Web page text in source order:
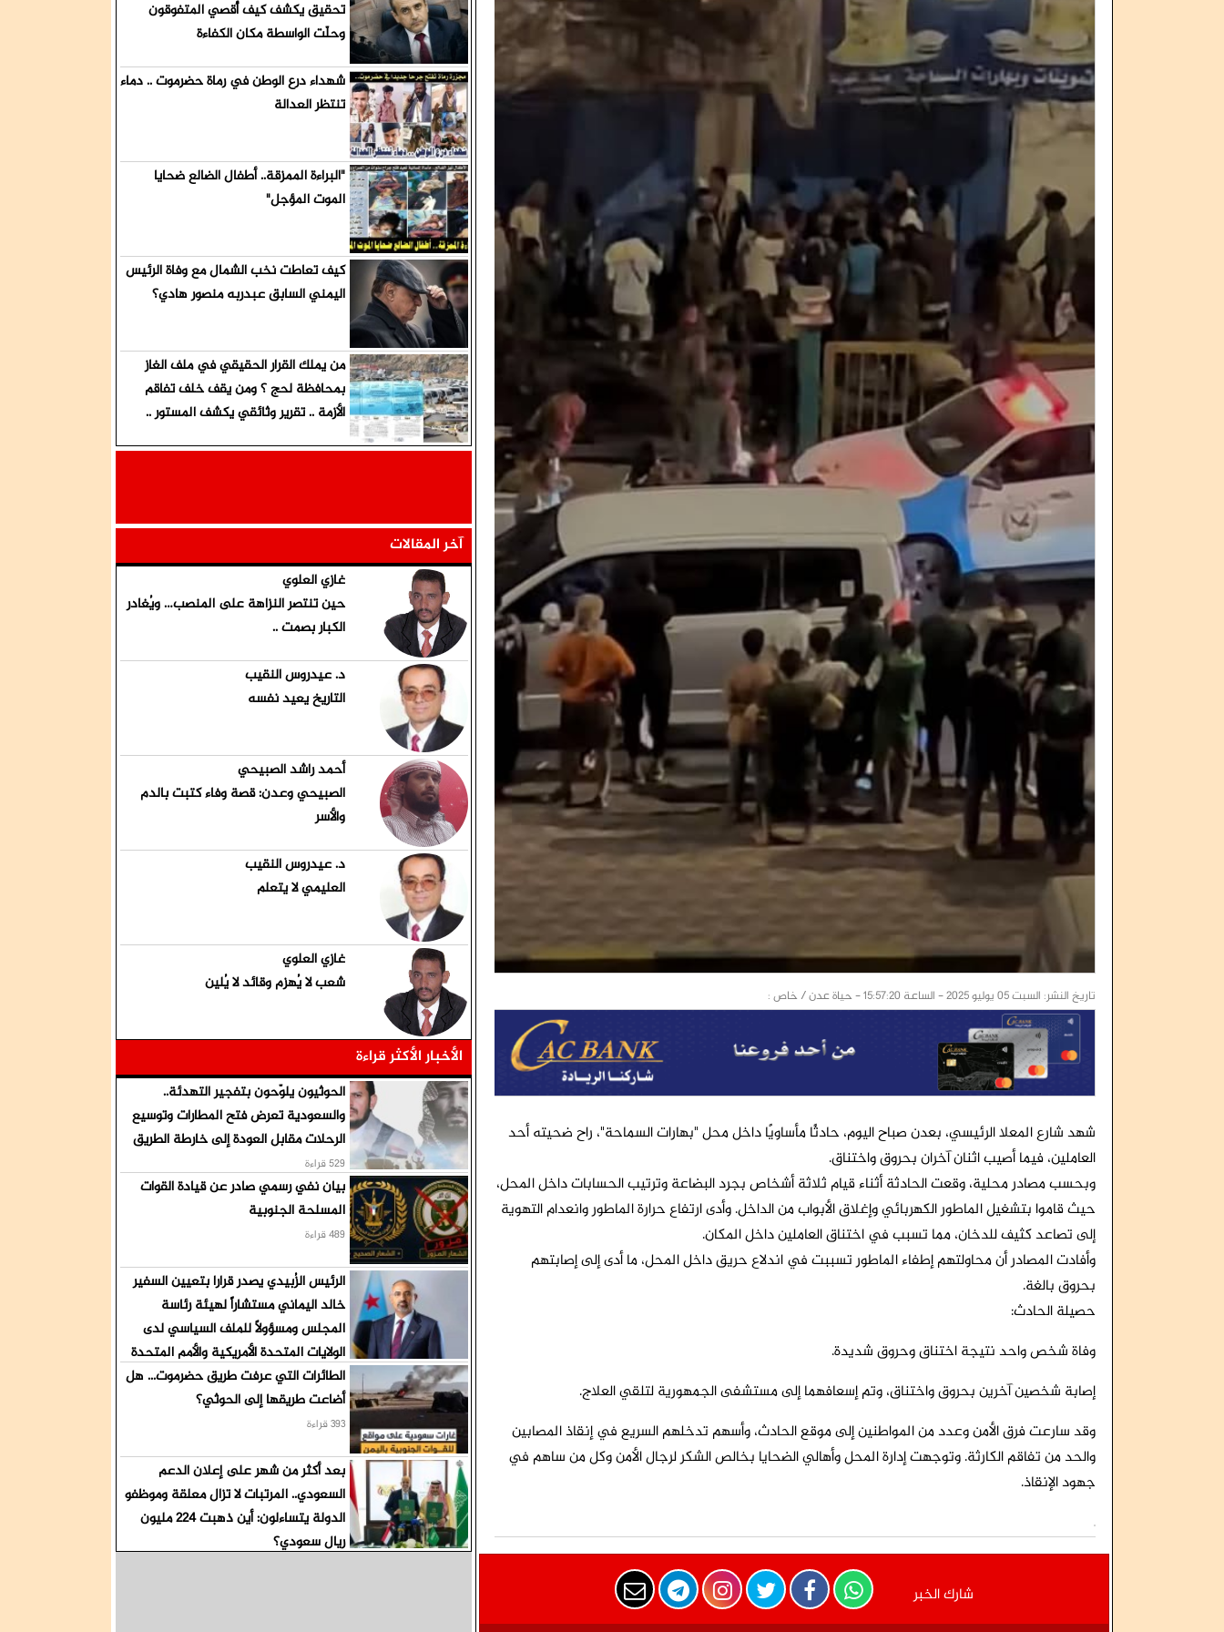
النضال الشعبي الجنوبي والالتفاف القيادي.. صمام أمان السيادة والهوية
اعتقال معين المقرحي يدخل شهره الثاني وسط إدانات ومطالبات قبلية ورسمية للإفراج عنه
النقابات العمالية بلحج تدعو أبناء ردفان لتنفيذ عصيان مدني جزئي
الأمانة العامة للانتقالي تعقد اجتماعها الدوري وتقف أمام مستجدات المشهد السياسي والاقتصادي في الجنوب
تاريخ النشر: السبت 05 يوليو 2025 - الساعة 15:57:20 - حياة عدن / خاص :
شهد شارع المعلا الرئيسي، بعدن صباح اليوم، حادثًا مأساويًا داخل محل "بهارات السماحة"، راح ضحيته أحد
العاملين، فيما أصيب اثنان آخران بحروق واختناق.
وبحسب مصادر محلية، وقعت الحادثة أثناء قيام ثلاثة أشخاص بجرد البضاعة وترتيب الحسابات داخل المحل،
حيث قاموا بتشغيل الماطور الكهربائي وإغلاق الأبواب من الداخل. وأدى ارتفاع حرارة الماطور وانعدام التهوية
إلى تصاعد كثيف للدخان، مما تسبب في اختناق العاملين داخل المكان.
وأفادت المصادر أن محاولتهم إطفاء الماطور تسببت في اندلاع حريق داخل المحل، ما أدى إلى إصابتهم
بحروق بالغة.
حصيلة الحادث:
وفاة شخص واحد نتيجة اختناق وحروق شديدة.
إصابة شخصين آخرين بحروق واختناق، وتم إسعافهما إلى مستشفى الجمهورية لتلقي العلاج.
وقد سارعت فرق الأمن وعدد من المواطنين إلى موقع الحادث، وأسهم تدخلهم السريع في إنقاذ المصابين
والحد من تفاقم الكارثة. وتوجهت إدارة المحل وأهالي الضحايا بخالص الشكر لرجال الأمن وكل من ساهم في
جهود الإنقاذ.
شارك الخبر
تحقيق يكشف كيف أُقصي المتفوقون
وحلّت الواسطة مكان الكفاءة
شهداء درع الوطن في رماة حضرموت .. دماء
تنتظر العدالة
"البراءة الممزقة.. أطفال الضالع ضحايا
الموت المؤجل"
كيف تعاطت نخب الشمال مع وفاة الرئيس
اليمني السابق عبدربه منصور هادي؟
من يملك القرار الحقيقي في ملف الغاز
بمحافظة لحج ؟ ومن يقف خلف تفاقم
الأزمة .. تقرير وثائقي يكشف المستور ..
آخر المقالات
غازي العلوي
حين تنتصر النزاهة على المنصب… ويُغادر
الكبار بصمت ..
د. عيدروس النقيب
التاريخ يعيد نفسه
أحمد راشد الصبيحي
الصبيحي وعدن: قصة وفاء كتبت بالدم
والأسر
د. عيدروس النقيب
العليمي لا يتعلم
غازي العلوي
شعب لا يُهزم وقائد لا يُلين
الأخبار الأكثر قراءة
الحوثيون يلوّحون بتفجير التهدئة..
والسعودية تعرض فتح المطارات وتوسيع
الرحلات مقابل العودة إلى خارطة الطريق
529 قراءة
بيان نفي رسمي صادر عن قيادة القوات
المسلحة الجنوبية
489 قراءة
الرئيس الزُبيدي يصدر قرارا بتعيين السفير
خالد اليماني مستشاراً لهيئة رئاسة
المجلس ومسؤولاً للملف السياسي لدى
الولايات المتحدة الأمريكية والأمم المتحدة
412 قراءة
الطائرات التي عرفت طريق حضرموت... هل
أضاعت طريقها إلى الحوثي؟
393 قراءة
بعد أكثر من شهر على إعلان الدعم
السعودي.. المرتبات لا تزال معلقة وموظفو
الدولة يتساءلون: أين ذهبت 224 مليون
ريال سعودي؟